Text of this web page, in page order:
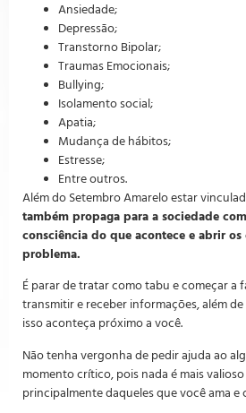
Ansiedade;
Depressão;
Transtorno Bipolar;
Traumas Emocionais;
Bullying;
Isolamento social;
Apatia;
Mudança de hábitos;
Estresse;
Entre outros.
Além do Setembro Amarelo estar
também propaga para a sociedade
consciência do que acontece e abrir os
problema.
É parar de tratar como tabu e começar a
transmitir e receber informações, além
isso aconteça próximo a você.
Não tenha vergonha de pedir ajuda ao
momento crítico, pois nada é mais
principalmente daqueles que você ama e